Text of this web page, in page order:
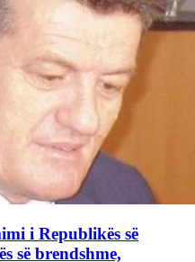
i Republikës së
së brendshme,